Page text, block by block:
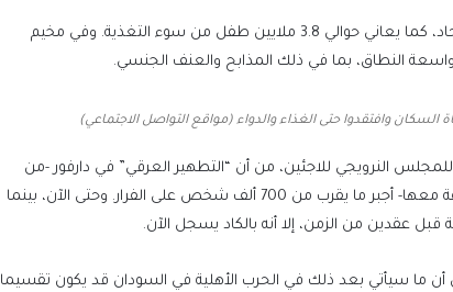
ويعاني 18 مليون شخص من انعدام الأمن الغذائي الحاد، كما يعاني حوالي 3.8 ملايين طفل من سوء التغذية. وفي مخيم
النطاق، بما في ذلك المذابح والعنف الجنسي.
وافتقدوا حتى الغذاء والدواء (مواقع التواصل الاجتماعي)
للمجلس النرويجي للاجئين، من أن “التطهير العرقي” في دارفور -من
قبل قوات الدعم السريع والمليشيات العربية المتحالفة معها- أجبر ما يقرب من 700 ألف شخص على الفرار. وحتى الآن، بينما
عقدين من الزمن، إلا أنه بالكاد يسجل الآن.
أن ما سيأتي بعد ذلك في الحرب الأهلية في السودان قد يكون تقسيما